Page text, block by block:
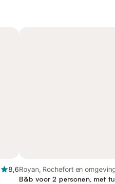
8,6Royan, Rochefort en
B&b voor 2 personen, met